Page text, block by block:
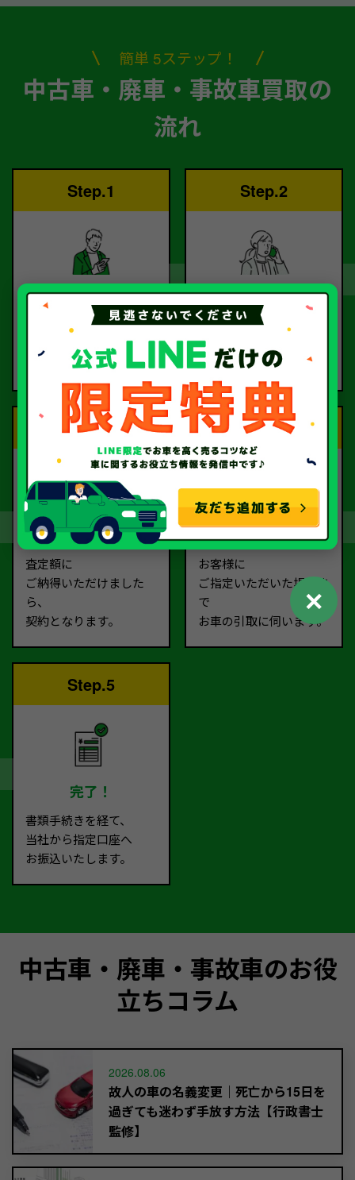
簡単 5ステップ！
中古車・廃車・事故車買取の
流れ
Step.1
ご依頼
お電話または査定フォー
ご依頼ください。
Step.2
査定
査定のプロが
お電話で回答いたしま
す。
Step.3
契約
査定額に
ご納得いただけました
ら、
契約となります。
Step.4
お引取り
お客様に
ご指定いただいた場所ま
で
お車の引取に伺います。
Step.5
完了！
書類手続きを経て、
当社から指定口座へ
お振込いたします。
中古車・廃車・事故車のお役
立ちコラム
2026.08.06
故人の車の名義変更｜死亡から15日を
過ぎても迷わず手放す方法【行政書士
監修】
✕